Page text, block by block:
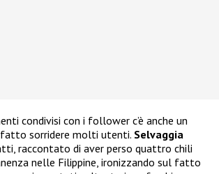
condivisi con i follower c’è anche un
sorridere molti utenti. Selvaggia
raccontato di aver perso quattro chili
nelle Filippine, ironizzando sul fatto